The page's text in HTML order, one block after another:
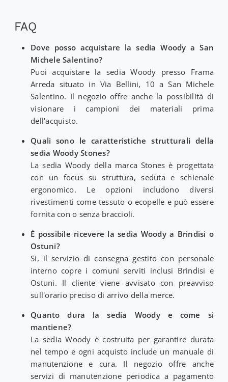
FAQ
Dove posso acquistare la sedia Woody a San
Michele Salentino?
Puoi acquistare la sedia Woody presso Frama
Arreda situato in Via Bellini, 10 a San Michele
Salentino. Il negozio offre anche la possibilità di
visionare i campioni dei materiali prima
dell'acquisto.
Quali sono le caratteristiche strutturali della
sedia Woody Stones?
La sedia Woody della marca Stones è progettata
con un focus su struttura, seduta e schienale
ergonomico. Le opzioni includono diversi
rivestimenti come tessuto o ecopelle e può essere
fornita con o senza braccioli.
È possibile ricevere la sedia Woody a Brindisi o
Ostuni?
Sì, il servizio di consegna gestito con personale
interno copre i comuni serviti inclusi Brindisi e
Ostuni. Il cliente viene avvisato con preavviso
sull'orario preciso di arrivo della merce.
Quanto dura la sedia Woody e come si
mantiene?
La sedia Woody è costruita per garantire durata
nel tempo e ogni acquisto include un manuale di
manutenzione e cura. Il negozio offre anche
servizi di manutenzione periodica a pagamento